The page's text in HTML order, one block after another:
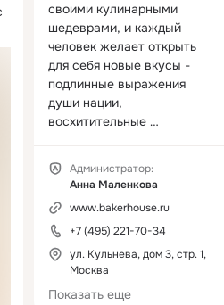
своими кулинарными
шедеврами, и каждый
человек желает открыть
для себя новые вкусы -
подлинные выражения
души нации,
восхитительные
которые веками
притягивают к себе людей
Чтобы воплотить эту мечту
в жизнь, эксперты BAKER
HOUSE посвятили себя
изучению богатых
культурных и кулинарных
Администратор:
Анна Маленкова
www.bakerhouse.ru
+7 (495) 221-70-34
ул. Кульнева, дом 3, стр. 1,
Москва
Показать еще